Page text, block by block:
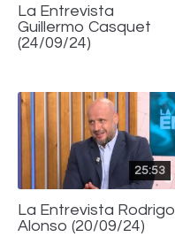
La Entrevista
Guillermo Casquet
(24/09/24)
25:53
La Entrevista Rodrigo
Alonso (20/09/24)